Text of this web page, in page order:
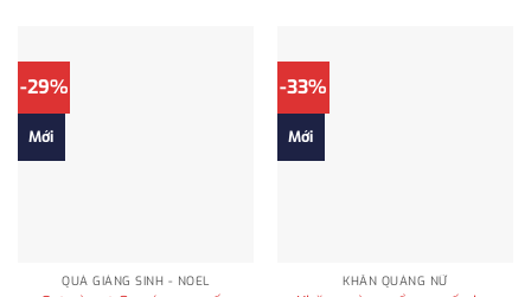
-29%
Mới
QUÀ GIÁNG SINH - NOEL
-33%
Mới
KHĂN QUÀNG NỮ